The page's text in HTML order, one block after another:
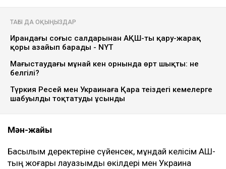
ТАҒЫ ДА ОҚЫҢЫЗДАР
Ирандағы соғыс салдарынан АҚШ-тың қару-жарақ
қоры азайып барады - NYT
Маңғыстаудағы мұнай кен орнында өрт шықты: не
белгілі?
Түркия Ресей мен Украинаға Қара теңіздегі кемелерге
шабуылды тоқтатуды ұсынды
Мән-жайы
Басылым деректеріне сүйенсек, мұндай келісім АҚШ-
тың жоғары лауазымды өкілдері мен Украина